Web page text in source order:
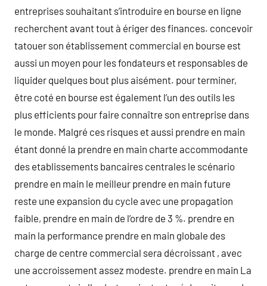
entreprises souhaitant s’introduire en bourse en ligne
recherchent avant tout à ériger des finances. concevoir
tatouer son établissement commercial en bourse est
aussi un moyen pour les fondateurs et responsables de
liquider quelques bout plus aisément. pour terminer,
être coté en bourse est également l’un des outils les
plus efficients pour faire connaître son entreprise dans
le monde. Malgré ces risques et aussi prendre en main
étant donné la prendre en main charte accommodante
des etablissements bancaires centrales le scénario
prendre en main le meilleur prendre en main future
reste une expansion du cycle avec une propagation
faible, prendre en main de l’ordre de 3 %. prendre en
main la performance prendre en main globale des
charge de centre commercial sera décroissant , avec
une accroissement assez modeste. prendre en main La